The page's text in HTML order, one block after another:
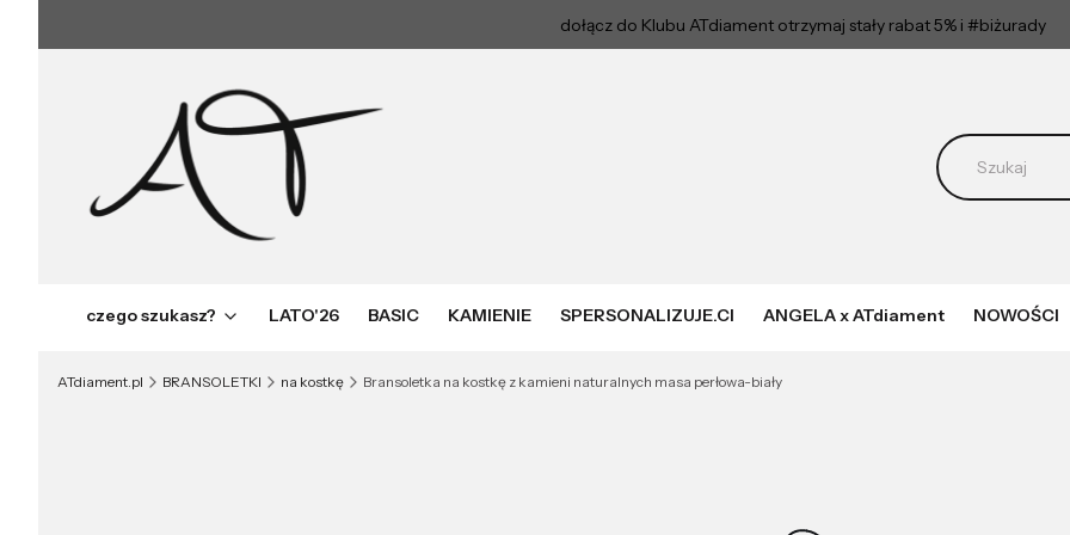
dołącz do Klubu ATdiament otrzymaj stały rabat 5% i #biżurady
czego szukasz? LATO'26 BASIC KAMIENIE SPERSONALIZUJE.CI ANGELA x ATdiament NOWOŚCI
ATdiament.pl BRANSOLETKI na kostkę Bransoletka na kostkę z kamieni naturalnych masa perłowa-biały